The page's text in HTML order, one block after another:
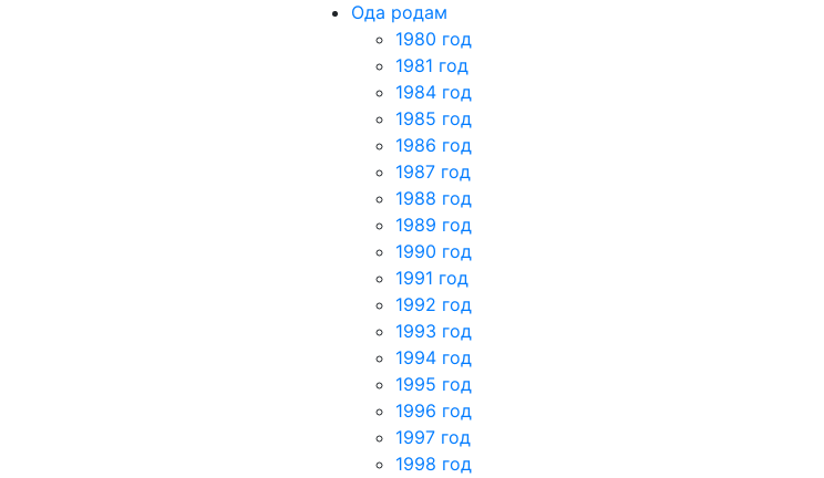
Ода родам
1980 год
1981 год
1984 год
1985 год
1986 год
1987 год
1988 год
1989 год
1990 год
1991 год
1992 год
1993 год
1994 год
1995 год
1996 год
1997 год
1998 год